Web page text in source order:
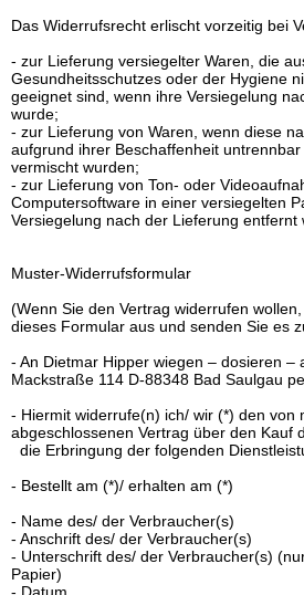
Das Widerrufsrecht erlischt vorzeitig bei
- zur Lieferung versiegelter Waren, die
Gesundheitsschutzes oder der Hygiene
geeignet sind, wenn ihre Versiegelung
wurde;
- zur Lieferung von Waren, wenn diese
aufgrund ihrer Beschaffenheit
vermischt wurden;
- zur Lieferung von Ton- oder
Computersoftware in einer versiegelten
Versiegelung nach der Lieferung entfernt
Muster-Widerrufsformular
(Wenn Sie den Vertrag widerrufen
dieses Formular aus und senden Sie es
- An Dietmar Hipper wiegen – dosieren –
Mackstraße 114 D-88348 Bad Saulgau
- Hiermit widerrufe(n) ich/ wir (*) den von
abgeschlossenen Vertrag über den Kauf
die Erbringung der folgenden
- Bestellt am (*)/ erhalten am (*)
- Name des/ der Verbraucher(s)
- Anschrift des/ der Verbraucher(s)
- Unterschrift des/ der Verbraucher(s)
Papier)
- Datum